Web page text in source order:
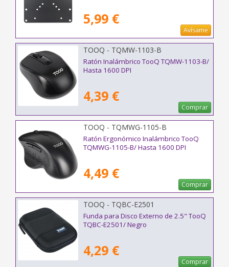
5,99 €
Avísame
TOOQ - TQMW-1103-B
Ratón Inalámbrico TooQ TQMW-1103-B/
Hasta 1600 DPI
4,39 €
Comprar
TOOQ - TQMWG-1105-B
Ratón Ergonómico Inalámbrico TooQ
TQMWG-1105-B/ Hasta 1600 DPI
4,49 €
Comprar
TOOQ - TQBC-E2501
Funda para Disco Externo de 2.5" TooQ
TQBC-E2501/ Negro
4,29 €
Comprar